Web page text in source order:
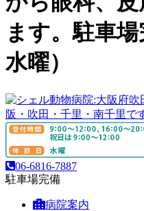
ます。駐車場
水曜）
06-6816-7887
駐車場完備
病院案内